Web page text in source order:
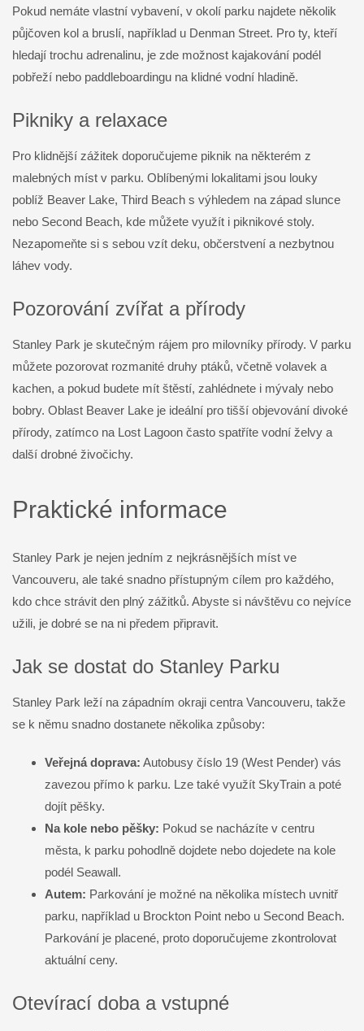
Pokud nemáte vlastní vybavení, v okolí parku najdete několik
půjčoven kol a bruslí, například u Denman Street. Pro ty, kteří
hledají trochu adrenalinu, je zde možnost kajakování podél
pobřeží nebo paddleboardingu na klidné vodní hladině.
Pikniky a relaxace
Pro klidnější zážitek doporučujeme piknik na některém z
malebných míst v parku. Oblíbenými lokalitami jsou louky
poblíž Beaver Lake, Third Beach s výhledem na západ slunce
nebo Second Beach, kde můžete využít i piknikové stoly.
Nezapomeňte si s sebou vzít deku, občerstvení a nezbytnou
láhev vody.
Pozorování zvířat a přírody
Stanley Park je skutečným rájem pro milovníky přírody. V parku
můžete pozorovat rozmanité druhy ptáků, včetně volavek a
kachen, a pokud budete mít štěstí, zahlédnete i mývaly nebo
bobry. Oblast Beaver Lake je ideální pro tišší objevování divoké
přírody, zatímco na Lost Lagoon často spatříte vodní želvy a
další drobné živočichy.
Praktické informace
Stanley Park je nejen jedním z nejkrásnějších míst ve
Vancouveru, ale také snadno přístupným cílem pro každého,
kdo chce strávit den plný zážitků. Abyste si návštěvu co nejvíce
užili, je dobré se na ni předem připravit.
Jak se dostat do Stanley Parku
Stanley Park leží na západním okraji centra Vancouveru, takže
se k němu snadno dostanete několika způsoby:
Veřejná doprava: Autobusy číslo 19 (West Pender) vás
zavezou přímo k parku. Lze také využít SkyTrain a poté
dojít pěšky.
Na kole nebo pěšky: Pokud se nacházíte v centru
města, k parku pohodlně dojdete nebo dojedete na kole
podél Seawall.
Autem: Parkování je možné na několika místech uvnitř
parku, například u Brockton Point nebo u Second Beach.
Parkování je placené, proto doporučujeme zkontrolovat
aktuální ceny.
Otevírací doba a vstupné